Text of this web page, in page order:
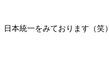
日本統一をみております（笑）